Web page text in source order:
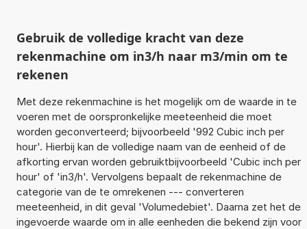
Gebruik de volledige kracht van deze
rekenmachine om in3/h naar m3/min om te
rekenen
Met deze rekenmachine is het mogelijk om de waarde in te
voeren met de oorspronkelijke meeteenheid die moet
worden geconverteerd; bijvoorbeeld '992 Cubic inch per
hour'. Hierbij kan de volledige naam van de eenheid of de
afkorting ervan worden gebruiktbijvoorbeeld 'Cubic inch per
hour' of 'in3/h'. Vervolgens bepaalt de rekenmachine de
categorie van de te omrekenen --- converteren
meeteenheid, in dit geval 'Volumedebiet'. Daarna zet het de
ingevoerde waarde om in alle eenheden die bekend zijn voor